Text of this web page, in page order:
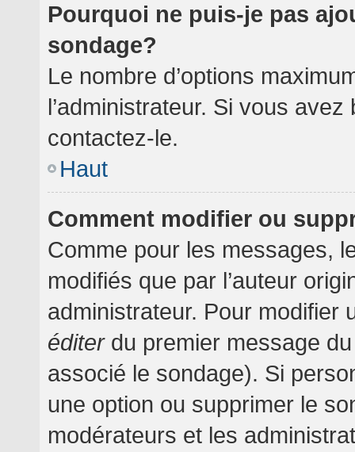
Pourquoi ne puis-je pas
sondage?
Le nombre d’options
l’administrateur. Si vous
contactez-le.
Haut
Comment modifier ou
Comme pour les messages,
modifiés que par l’auteur
administrateur. Pour modifier
éditerdu premier message
associé le sondage). Si
une option ou supprimer le
modérateurs et les